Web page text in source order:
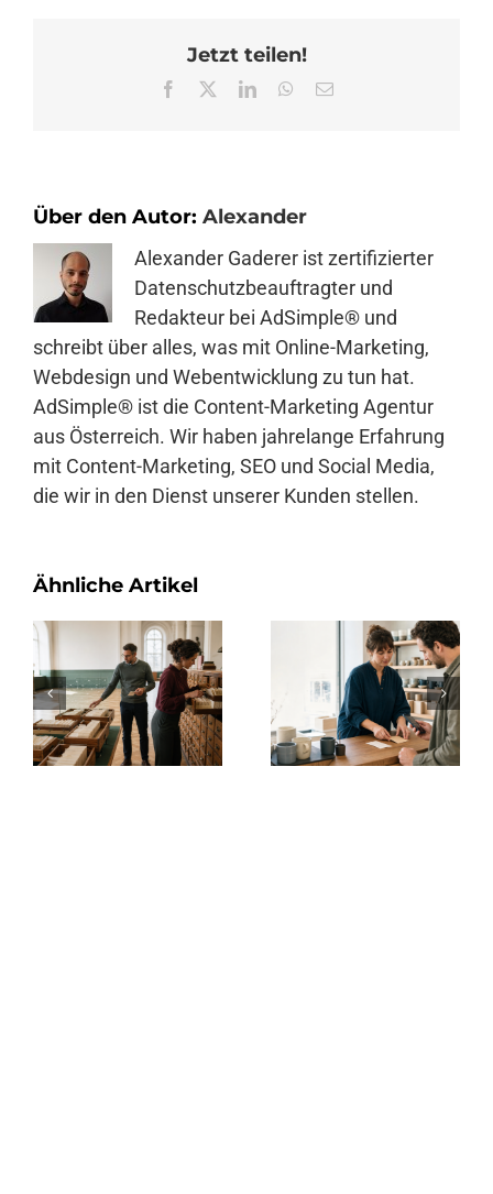
Jetzt teilen!
Facebook LinkedInWhatsApp
E-
Über den Autor: Alexander
Alexander Gaderer ist zertifizierter
Datenschutzbeauftragter und
Redakteur bei AdSimple® und
schreibt über alles, was mit Online-Marketing,
Webdesign und Webentwicklung zu tun hat.
AdSimple® ist die Content-Marketing Agentur
aus Österreich. Wir haben jahrelange Erfahrung
mit Content-Marketing, SEO und Social Media,
die wir in den Dienst unserer Kunden stellen.
Ähnliche Artikel